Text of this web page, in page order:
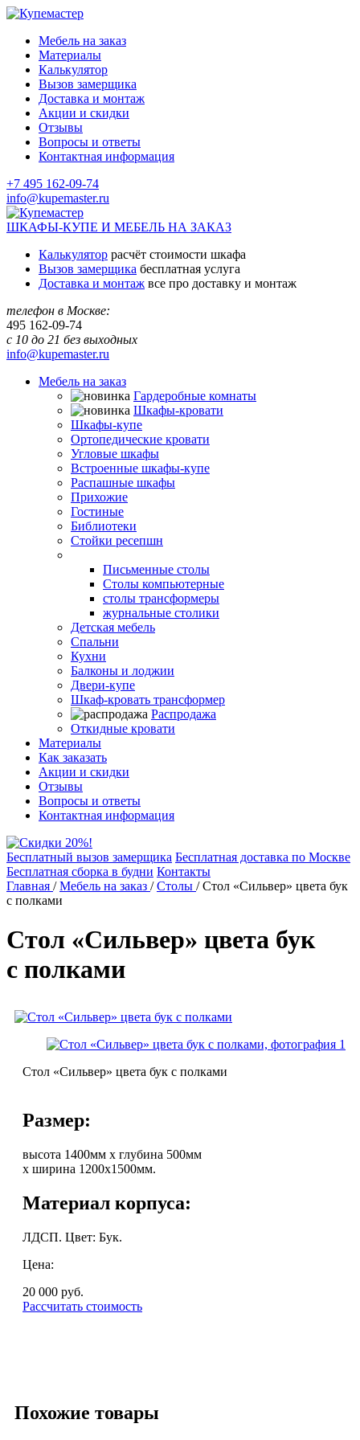
Мебель на заказ
Материалы
Калькулятор
Вызов замерщика
Доставка и монтаж
Акции и скидки
Отзывы
Вопросы и ответы
Контактная информация
+7 495 162-09-74
info@kupemaster.ru
ШКАФЫ-КУПЕ И МЕБЕЛЬ НА ЗАКАЗ
Калькулятор расчёт стоимости шкафа
Вызов замерщика бесплатная услуга
Доставка и монтаж все про доставку и монтаж
телефон в Москве:
495 162-09-74
с 10 до 21 без выходных
info@kupemaster.ru
Мебель на заказ
Гардеробные комнаты
Шкафы-кровати
Шкафы-купе
Ортопедические кровати
Угловые шкафы
Встроенные шкафы-купе
Распашные шкафы
Прихожие
Гостиные
Библиотеки
Стойки ресепшн
Письменные столы
Столы компьютерные
столы трансформеры
журнальные столики
Детская мебель
Спальни
Кухни
Балконы и лоджии
Двери-купе
Шкаф-кровать трансформер
Распродажа
Откидные кровати
Материалы
Как заказать
Акции и скидки
Отзывы
Вопросы и ответы
Контактная информация
Бесплатный вызов замерщика Бесплатная доставка по Москве
Бесплатная сборка в будни Контакты
Главная /Мебель на заказ /Столы /Стол «Сильвер» цвета бук
с полками
Стол «Сильвер» цвета бук
с полками
Стол «Сильвер» цвета бук с полками
Размер:
высота 1400мм х глубина 500мм
х ширина 1200х1500мм.
Материал корпуса:
ЛДСП. Цвет: Бук.
Цена:
20 000 руб.
Рассчитать стоимость
Похожие товары